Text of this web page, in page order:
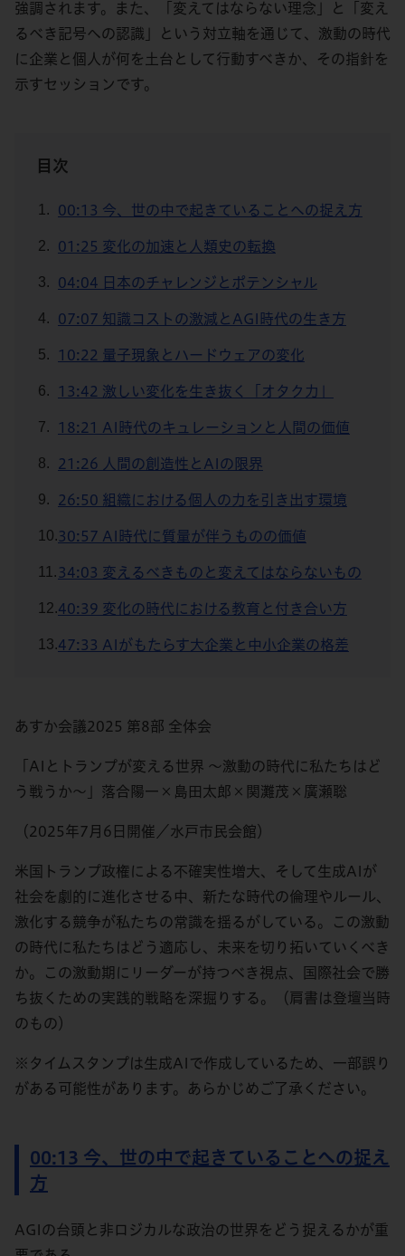
強調されます。また、「変えてはならない理念」と「変え
るべき記号への認識」という対立軸を通じて、激動の時代
に企業と個人が何を土台として行動すべきか、その指針を
示すセッションです。
目次
00:13 今、世の中で起きていることへの捉え方
01:25 変化の加速と人類史の転換
04:04 日本のチャレンジとポテンシャル
07:07 知識コストの激減とAGI時代の生き方
10:22 量子現象とハードウェアの変化
13:42 激しい変化を生き抜く「オタク力」
18:21 AI時代のキュレーションと人間の価値
21:26 人間の創造性とAIの限界
26:50 組織における個人の力を引き出す環境
30:57 AI時代に質量が伴うものの価値
34:03 変えるべきものと変えてはならないもの
40:39 変化の時代における教育と付き合い方
47:33 AIがもたらす大企業と中小企業の格差
あすか会議2025 第8部 全体会
「AIとトランプが変える世界 ～激動の時代に私たちはど
う戦うか～」落合陽一×島田太郎×関灘茂×廣瀬聡
（2025年7月6日開催／水戸市民会館）
米国トランプ政権による不確実性増大、そして生成AIが
社会を劇的に進化させる中、新たな時代の倫理やルール、
激化する競争が私たちの常識を揺るがしている。この激動
の時代に私たちはどう適応し、未来を切り拓いていくべき
か。この激動期にリーダーが持つべき視点、国際社会で勝
ち抜くための実践的戦略を深掘りする。（肩書は登壇当時
のもの）
※タイムスタンプは生成AIで作成しているため、一部誤り
がある可能性があります。あらかじめご了承ください。
00:13 今、世の中で起きていることへの捉え
方
AGIの台頭と非ロジカルな政治の世界をどう捉えるかが重